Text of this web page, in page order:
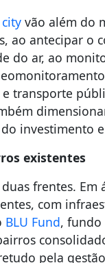
vão além do
ao antecipar o
do ar, ao
transporte
investimento
existentes
frentes.
com
BLU Fund, fundo
pela